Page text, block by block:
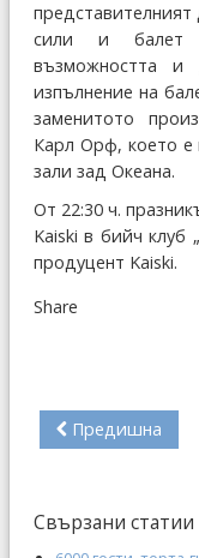
сили и балет
възможността
изпълнение на
заменитото
Карл Орф, което е
зали зад Океана.
От 22:30 ч.
Kaiski в бийч клуб
продуцент Kaiski.
Share
Предишна
Свързани статии